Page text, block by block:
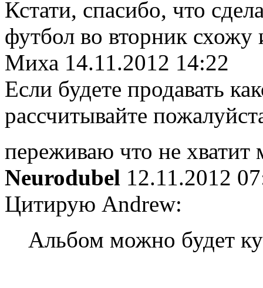
Кстати, спасибо, что
футбол во вторник схожу
Миха 14.11.2012 14:22
Если будете продавать
рассчитывайте
переживаю что не
Neurodubel 12.11.2012
Цитирую Andrew:
Альбом можно будет